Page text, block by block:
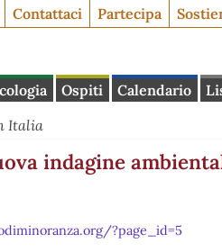
Contattaci Partecipa
Ospiti Calendario
Italia
indagine
?page_id=5